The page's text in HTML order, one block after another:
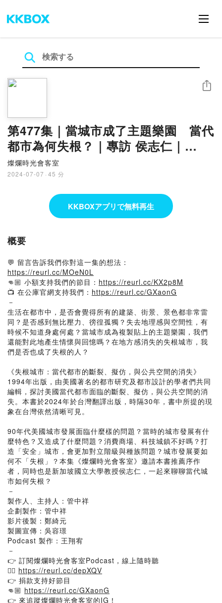
第477集｜當城市成了主題樂園 當代
都市為何失根？｜專訪 侯志仁｜
20240707
燦爛時光會客室
2024-07-07 · 45 分
シェア
KKBOXアプリで無料再生
概要
💬 留言告訴我們你對這一集的想法：
https://reurl.cc/MOeN0L
👊🏼 小額支持我們的節目： https://reurl.cc/KX2p8M
📺 在公庫官網支持我們： https://reurl.cc/GXaonG
－
生活在都市中，是否會覺得所有的建築、街景、景色都非常雷
同？是否感到無比壓力、徬徨孤獨？失去地理感與空間性，有
時候不知道身處何處？當城市成為複製貼上的主題樂園，我們
還能對此地產生情懷與回憶嗎？在地方感消失的失根城市，我
們是否也成了失根的人？
《失根城市：當代都市的斷裂、擬仿，與公共空間的消失》
1994年出版，由美國著名的都市研究及都市設計的學者們共同
編輯，探討美國當代都市面臨的斷裂、擬仿，與公共空間的消
失。本書於2024年於台灣翻譯出版，時隔30年，書中所提的現
象在台灣依然清晰可見。
90年代美國城市發展面臨什麼樣的問題？當時的城市發展有什
麼特色？又造成了什麼問題？消費商場、科技城鎮不好嗎？打
造「安全」城市，會更加對立階級與種族問題？城市發展要如
何不「失根」？本集《燦爛時光會客室》邀請本書推薦序作
者，同時也是新加坡國立大學教授侯志仁，一起來聊聊當代城
市如何失根？
－
製作人、主持人：管中祥
企劃製作：管中祥
影片後製：鄭綺元
製圖宣傳：吳容璟
Podcast 製作：王翔宥
－
👉 訂閱燦爛時光會客室Podcast，線上隨時聽
👂🏼 https://reurl.cc/depXQV
👉 捐款支持好節目
👊🏼 https://reurl.cc/GXaonG
👉 來追蹤燦爛時光會客室的IG！